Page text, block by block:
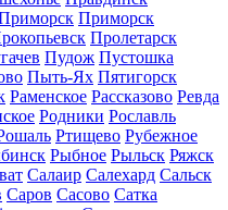
Приморск
Пролетарск
Пудож Пустошка
Пыть-Ях Пятигорск
Раменское Рассказово Ревда
Родники Рославль
Ртищево Рубежное
Рыбное Рыльск Ряжск
Салаир Салехард Сальск
Саров Сасово Сатка